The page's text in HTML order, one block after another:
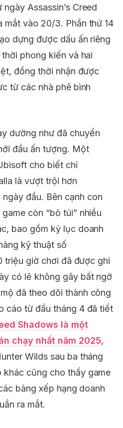
Assassin’s Creed
mắt vào 20/3. Phần thứ 14
dựng được dấu ấn riêng
phong kiến và hai
đồng thời nhận được
từ các nhà phê bình
dường như đã chuyển
đầu ấn tượng. Một
cho biết chỉ
là vượt trội hơn
đầu. Bên cạnh con
còn “bỏ túi” nhiều
bao gồm kỷ lục doanh
kỹ thuật số
triệu giờ chơi đã được ghi
có lẽ không gây bất ngờ
đã theo dõi thành công
cáo từ đầu tháng 4 đã tiết
Shadows là một
chạy nhất năm 2025,
Wilds sau ba tháng
khác cũng cho thấy game
bảng xếp hạng doanh
ra mắt.